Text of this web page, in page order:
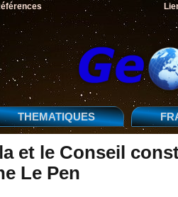
THEMATIQUES
et le Conseil
Le Pen